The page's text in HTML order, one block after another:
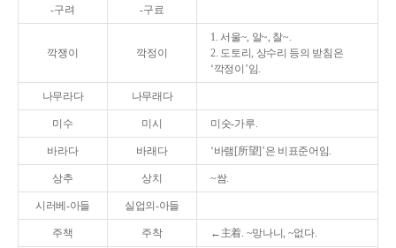
-구려 -구료
깍쟁이 깍정이
1. 서울~, 알~, 찰~.
2. 도토리, 상수리 등의 받침은
‘깍정이’임.
나무라다 나무래다
미수 미시 미숫-가루.
바라다 바래다 ‘바램[所望]’은 비표준어임.
상추 상치 ~쌈.
시러베-아들 실업의-아들
주책 주착 ←主着. ~망나니, ~없다.